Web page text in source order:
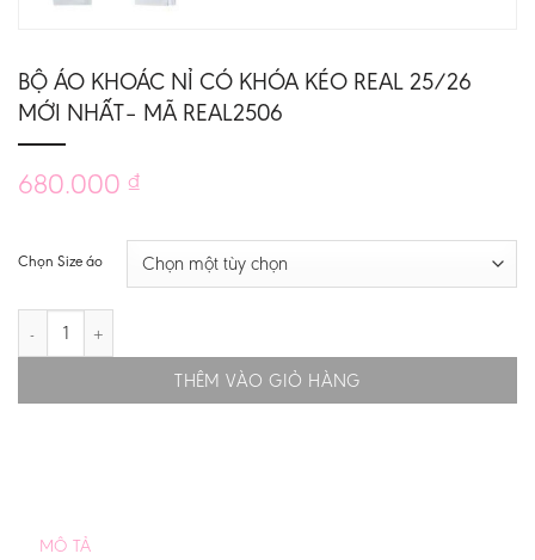
BỘ ÁO KHOÁC NỈ CÓ KHÓA KÉO REAL 25/26
MỚI NHẤT– MÃ REAL2506
680.000 ₫
Chọn Size áo
BỘ ÁO KHOÁC NỈ CÓ KHÓA KÉO REAL 25/26 MỚI NHẤT– MÃ
THÊM VÀO GIỎ HÀNG
MÔ TẢ